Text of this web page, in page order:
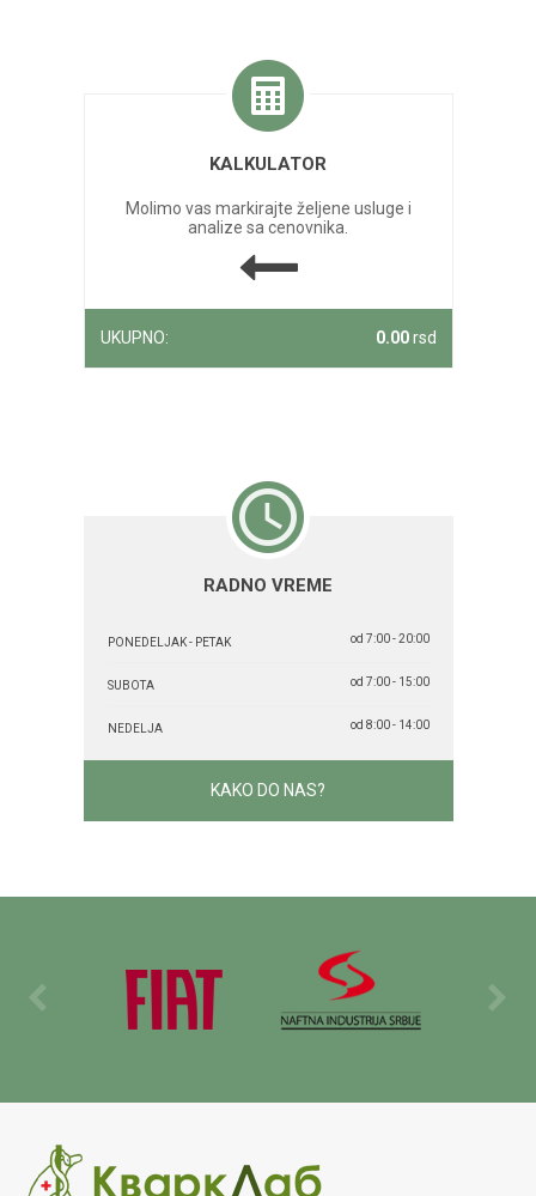
KALKULATOR
Molimo vas markirajte željene usluge i
analize sa cenovnika.
UKUPNO: 0.00rsd
RADNO VREME
PONEDELJAK - PETAK od 7:00 - 20:00
SUBOTA od 7:00 - 15:00
NEDELJA od 8:00 - 14:00
KAKO DO NAS?